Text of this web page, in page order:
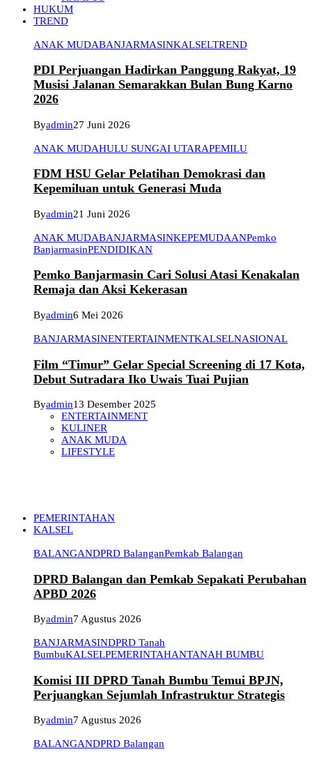
HUKUM
TREND
ANAK MUDABANJARMASINKALSELTREND
PDI Perjuangan Hadirkan Panggung Rakyat, 19
Musisi Jalanan Semarakkan Bulan Bung Karno
2026
Byadmin27 Juni 2026
ANAK MUDAHULU SUNGAI UTARAPEMILU
FDM HSU Gelar Pelatihan Demokrasi dan
Kepemiluan untuk Generasi Muda
Byadmin21 Juni 2026
ANAK MUDABANJARMASINKEPEMUDAANPemko
BanjarmasinPENDIDIKAN
Pemko Banjarmasin Cari Solusi Atasi Kenakalan
Remaja dan Aksi Kekerasan
Byadmin6 Mei 2026
BANJARMASINENTERTAINMENTKALSELNASIONAL
Film “Timur” Gelar Special Screening di 17 Kota,
Debut Sutradara Iko Uwais Tuai Pujian
Byadmin13 Desember 2025
ENTERTAINMENT
KULINER
ANAK MUDA
LIFESTYLE
PEMERINTAHAN
KALSEL
BALANGANDPRD BalanganPemkab Balangan
DPRD Balangan dan Pemkab Sepakati Perubahan
APBD 2026
Byadmin7 Agustus 2026
BANJARMASINDPRD Tanah
BumbuKALSELPEMERINTAHANTANAH BUMBU
Komisi III DPRD Tanah Bumbu Temui BPJN,
Perjuangkan Sejumlah Infrastruktur Strategis
Byadmin7 Agustus 2026
BALANGANDPRD Balangan